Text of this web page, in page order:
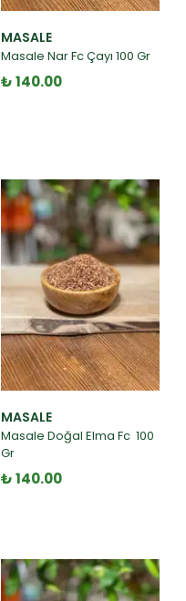
MASALE
Masale Nar Fc Çayı 100 Gr
₺ 140.00
MASALE
Masale Doğal Elma Fc 100
Gr
₺ 140.00